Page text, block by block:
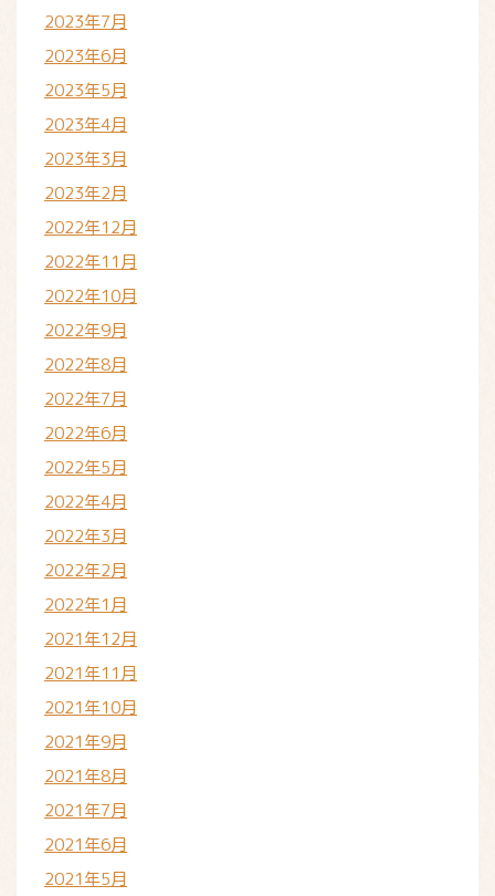
2023年7月
2023年6月
2023年5月
2023年4月
2023年3月
2023年2月
2022年12月
2022年11月
2022年10月
2022年9月
2022年8月
2022年7月
2022年6月
2022年5月
2022年4月
2022年3月
2022年2月
2022年1月
2021年12月
2021年11月
2021年10月
2021年9月
2021年8月
2021年7月
2021年6月
2021年5月